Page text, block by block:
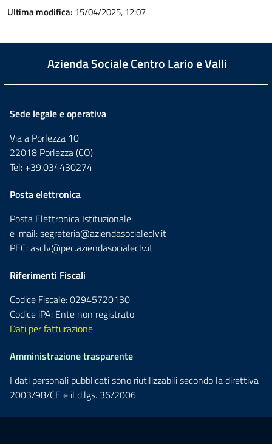
Ultima modifica: 15/04/2025, 12:07
Azienda Sociale Centro Lario e Valli
Sede legale e operativa
Via a Porlezza 10
22018 Porlezza (CO)
Tel: +39.034430274
Posta elettronica
Posta Elettronica Istituzionale:
e-mail:segreteria@aziendasocialeclv.it
PEC:asclv@pec.aziendasocialeclv.it
Riferimenti Fiscali
Codice Fiscale: 02945720130
Codice iPA: Ente non registrato
Dati per fatturazione
Amministrazione trasparente
I dati personali pubblicati sono riutilizzabili secondo la direttiva
2003/98/CE e il d.lgs. 36/2006